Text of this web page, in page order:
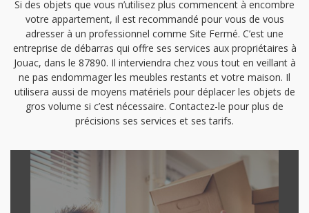
Si des objets que vous n’utilisez plus commencent à encombre
votre appartement, il est recommandé pour vous de vous
adresser à un professionnel comme Site Fermé. C’est une
entreprise de débarras qui offre ses services aux propriétaires à
Jouac, dans le 87890. Il interviendra chez vous tout en veillant à
ne pas endommager les meubles restants et votre maison. Il
utilisera aussi de moyens matériels pour déplacer les objets de
gros volume si c’est nécessaire. Contactez-le pour plus de
précisions ses services et ses tarifs.